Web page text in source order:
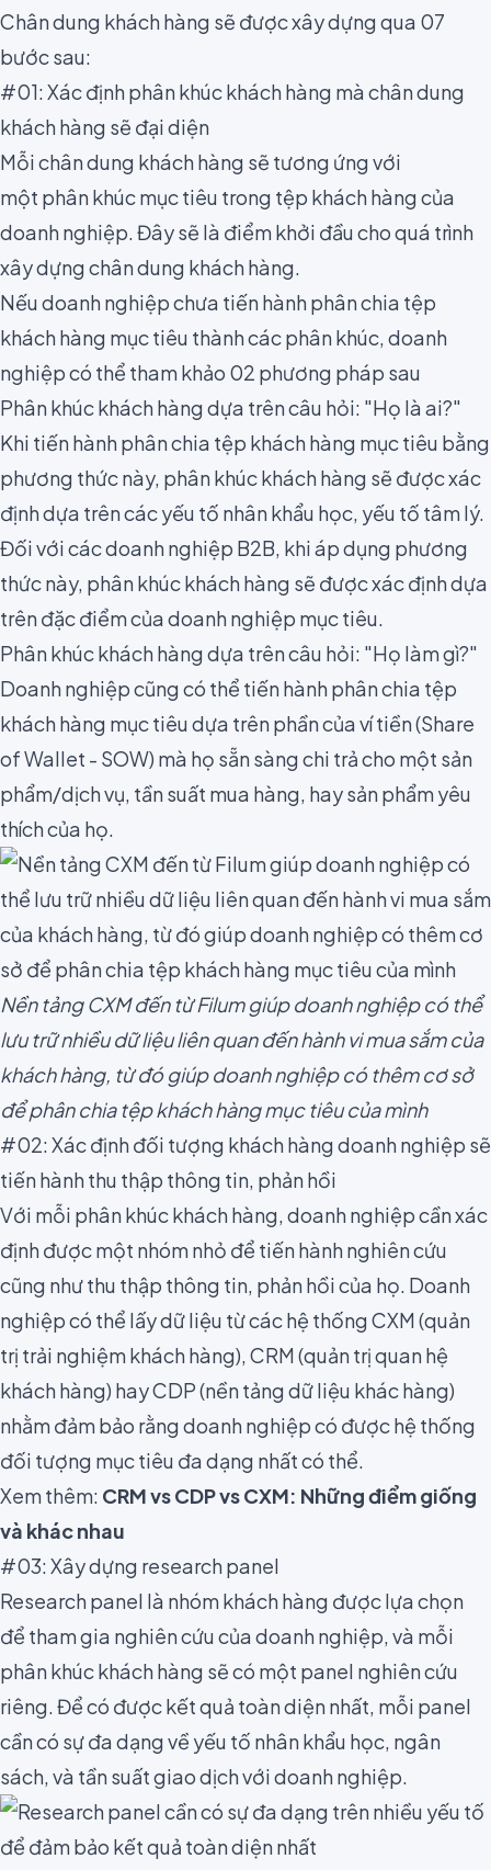
Chân dung khách hàng sẽ được xây dựng qua 07
bước sau:
#01: Xác định phân khúc khách hàng mà chân dung
khách hàng sẽ đại diện
Mỗi chân dung khách hàng sẽ tương ứng với
một phân khúc mục tiêu trong tệp khách hàng của
doanh nghiệp. Đây sẽ là điểm khởi đầu cho quá trình
xây dựng chân dung khách hàng.
Nếu doanh nghiệp chưa tiến hành phân chia tệp
khách hàng mục tiêu thành các phân khúc, doanh
nghiệp có thể tham khảo 02 phương pháp sau
Phân khúc khách hàng dựa trên câu hỏi: "Họ là ai?"
Khi tiến hành phân chia tệp khách hàng mục tiêu bằng
phương thức này, phân khúc khách hàng sẽ được xác
định dựa trên các yếu tố nhân khẩu học, yếu tố tâm lý.
Đối với các doanh nghiệp B2B, khi áp dụng phương
thức này, phân khúc khách hàng sẽ được xác định dựa
trên đặc điểm của doanh nghiệp mục tiêu.
Phân khúc khách hàng dựa trên câu hỏi: "Họ làm gì?"
Doanh nghiệp cũng có thể tiến hành phân chia tệp
khách hàng mục tiêu dựa trên phần của ví tiền (Share
of Wallet - SOW) mà họ sẵn sàng chi trả cho một sản
phẩm/dịch vụ, tần suất mua hàng, hay sản phẩm yêu
thích của họ.
Nền tảng CXM đến từ Filum giúp doanh nghiệp có thể
lưu trữ nhiều dữ liệu liên quan đến hành vi mua sắm của
khách hàng, từ đó giúp doanh nghiệp có thêm cơ sở
để phân chia tệp khách hàng mục tiêu của mình
#02: Xác định đối tượng khách hàng doanh nghiệp sẽ
tiến hành thu thập thông tin, phản hồi
Với mỗi phân khúc khách hàng, doanh nghiệp cần xác
định được một nhóm nhỏ để tiến hành nghiên cứu
cũng như thu thập thông tin, phản hồicủa họ. Doanh
nghiệp có thể lấy dữ liệu từ các hệ thống CXM (quản
trị trải nghiệm khách hàng), CRM (quản trị quan hệ
khách hàng) hay CDP (nền tảng dữ liệu khác hàng)
nhằm đảm bảo rằng doanh nghiệp có được hệ thống
đối tượng mục tiêu đa dạng nhất có thể.
Xem thêm: CRM vs CDP vs CXM: Những điểm giống
và khác nhau
#03: Xây dựng research panel
Research panel là nhóm khách hàng được lựa chọn
để tham gia nghiên cứu của doanh nghiệp, và mỗi
phân khúc khách hàng sẽ có một panel nghiên cứu
riêng. Để có được kết quả toàn diện nhất, mỗi panel
cần có sự đa dạng về yếu tố nhân khẩu học, ngân
sách, và tần suất giao dịch với doanh nghiệp.